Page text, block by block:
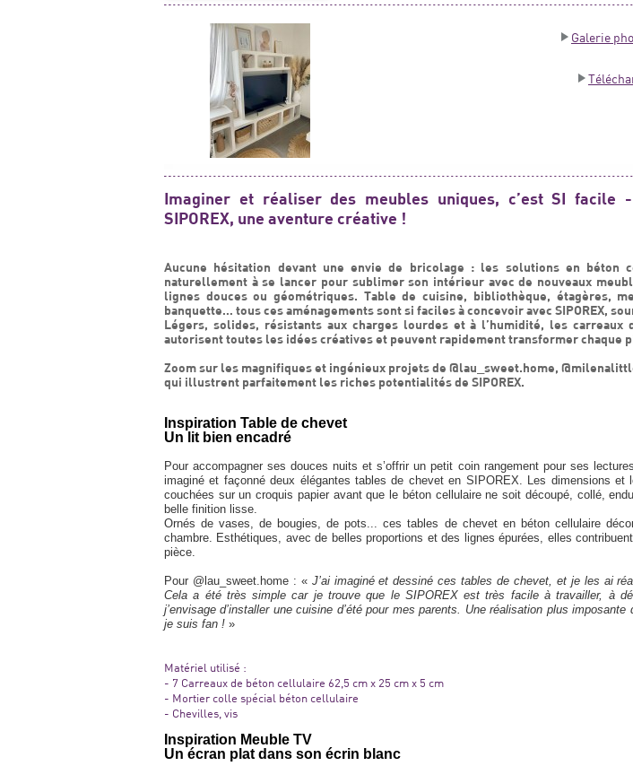
Galerie
Imaginer et réaliser des meubles uniques, c’est SI facile
SIPOREX, une aventure créative !
Aucune hésitation devant une envie de bricolage : les solutions en béton
naturellement à se lancer pour sublimer son intérieur avec de nouveaux
lignes douces ou géométriques. Table de cuisine, bibliothèque, étagères,
banquette… tous ces aménagements sont si faciles à concevoir avec SIPOREX,
Légers, solides, résistants aux charges lourdes et à l’humidité, les carreaux
autorisent toutes les idées créatives et peuvent rapidement transformer chaque
Zoom sur les magnifiques et ingénieux projets de @lau_sweet.home,
qui illustrent parfaitement les riches potentialités de SIPOREX.
Inspiration Table de chevet
Un lit bien encadré
Pour accompagner ses douces nuits et s’offrir un petit coin rangement pour ses
imaginé et façonné deux élégantes tables de chevet en SIPOREX. Les dimensions et
couchées sur un croquis papier avant que le béton cellulaire ne soit découpé, collé,
belle finition lisse.
Ornés de vases, de bougies, de pots... ces tables de chevet en béton cellulaire
chambre. Esthétiques, avec de belles proportions et des lignes épurées, elles
pièce.
Pour @lau_sweet.home : «J’ai imaginé et dessiné ces tables de chevet, et je les ai
Cela a été très simple car je trouve que le SIPOREX est très facile à travailler, à
j’envisage d’installer une cuisine d’été pour mes parents. Une réalisation plus
je suis fan ! »
Matériel utilisé :
- 7 Carreaux de béton cellulaire 62,5 cm x 25 cm x 5 cm
- Mortier colle spécial béton cellulaire
- Chevilles, vis
Inspiration Meuble TV
Un écran plat dans son écrin blanc